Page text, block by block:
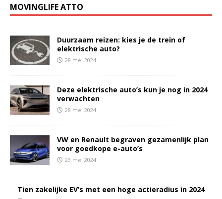
MOVINGLIFE ATTO
Duurzaam reizen: kies je de trein of
elektrische auto?
28 mei 2024
Deze elektrische auto’s kun je nog in 2024
verwachten
28 mei 2024
VW en Renault begraven gezamenlijk plan
voor goedkope e-auto’s
23 mei 2024
Tien zakelijke EV’s met een hoge actieradius in 2024